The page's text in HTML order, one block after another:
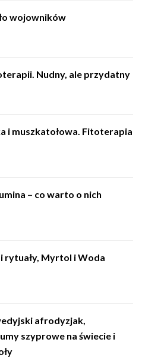
wojowników
Nudny, ale przydatny
i muszkatołowa. Fitoterapia
– co warto o nich
rytuały, Myrtol i Woda
afrodyzjak,
szyprowe na świecie i